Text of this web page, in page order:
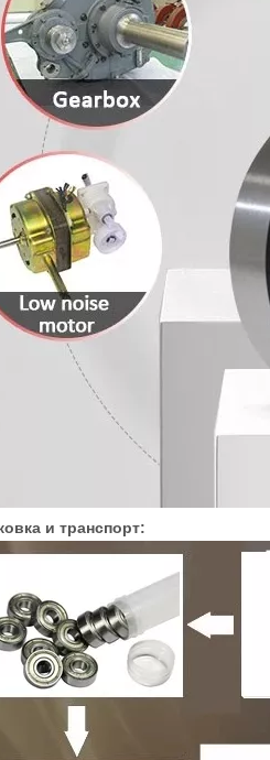
и транспорт: